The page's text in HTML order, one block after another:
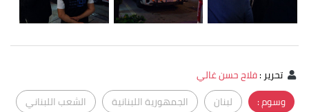
تحرير:فلاح حسن غالي
وسوم :
لبنان الجمهورية اللبنانية
الشعب اللبناني